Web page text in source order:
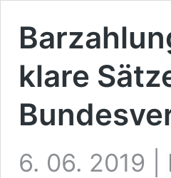
klare
6. 06. 2019 |